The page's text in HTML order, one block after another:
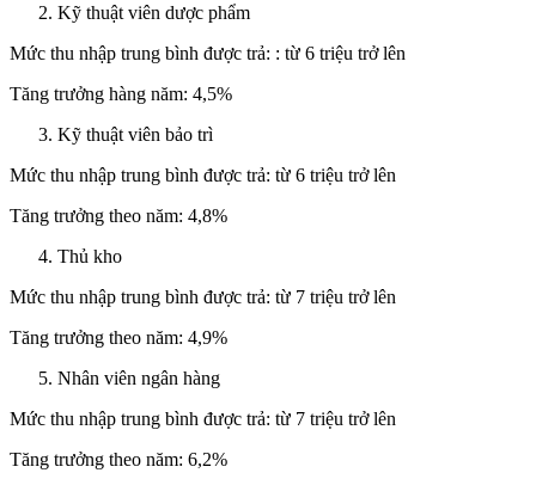
Kỹ thuật viên dược phẩm
Mức thu nhập trung bình được trả: : từ 6 triệu trở lên
Tăng trưởng hàng năm: 4,5%
Kỹ thuật viên bảo trì
Mức thu nhập trung bình được trả: từ 6 triệu trở lên
Tăng trưởng theo năm: 4,8%
Thủ kho
Mức thu nhập trung bình được trả: từ 7 triệu trở lên
Tăng trưởng theo năm: 4,9%
Nhân viên ngân hàng
Mức thu nhập trung bình được trả: từ 7 triệu trở lên
Tăng trưởng theo năm: 6,2%